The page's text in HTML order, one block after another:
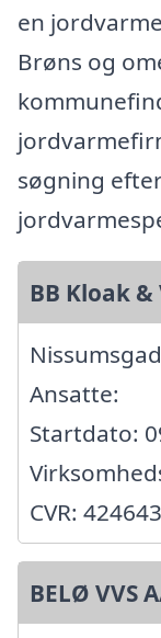
en
Brøns og
søgning
BB Kloak &
Ansatte:
Startdato:
CVR:
BELØ VVS